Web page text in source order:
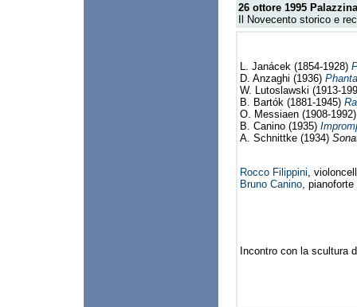
26 ottore 1995
Il Novecento storico e
L. Janácek (1854-1928)
D. Anzaghi (1936)
W. Lutoslawski (1913-
B. Bartók (1881-1945)
O. Messiaen (1908-
B. Canino (1935)
A. Schnittke (1934)
Rocco Filippini ,
Bruno Canino , pianoforte
Incontro con la scultura